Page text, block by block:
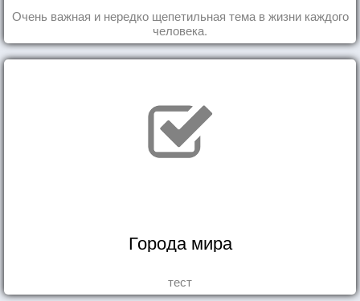
Очень важная и нередко щепетильная тема в жизни каждого
человека.
Города мира
тест